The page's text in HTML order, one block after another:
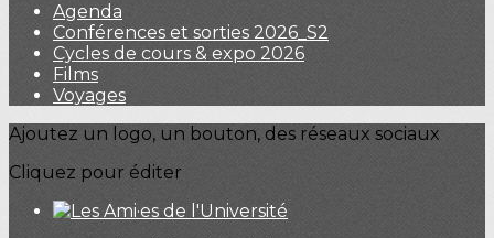
Agenda
Conférences et sorties 2026_S2
Cycles de cours & expo 2026
Films
Voyages
Ajoutez un logo, un bouton, des réseaux sociaux
Cliquez pour éditer